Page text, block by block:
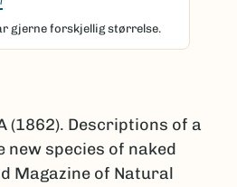
gjerne forskjellig størrelse.
(1862). Descriptions of a
new species of naked
Magazine of Natural